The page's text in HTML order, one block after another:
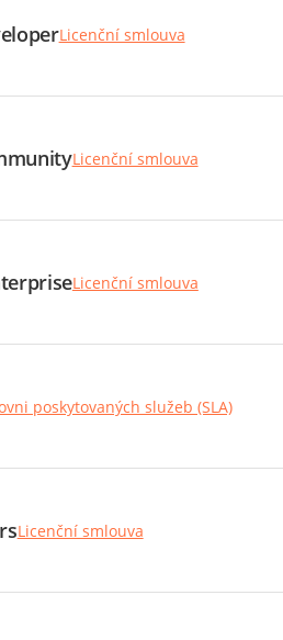
Licenční smlouva
Licenční smlouva
Licenční smlouva
poskytovaných služeb (SLA)
Licenční smlouva